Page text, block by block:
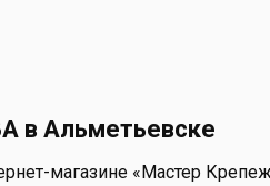
в Альметьевске
магазине «Мастер